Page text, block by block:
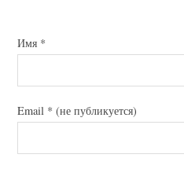
Имя *
Email * (не публикуется)